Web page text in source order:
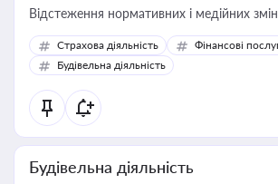
Відстеження нормативних і медійних
корисне для власника бізнесу, керівника,
бухгалтера під час оподаткування,
державного майна, корпоративних угод і
статусу суб'єктів оціночної діяльності
Страхова діяльність
Фінансові
Будівельна діяльність
Будівельна діяльність